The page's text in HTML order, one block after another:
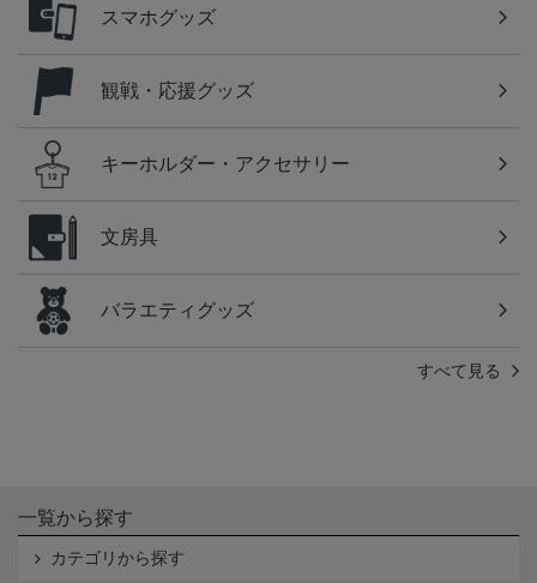
スマホグッズ
観戦・応援グッズ
キーホルダー・アクセサリー
文房具
バラエティグッズ
すべて見る
一覧から探す
カテゴリから探す